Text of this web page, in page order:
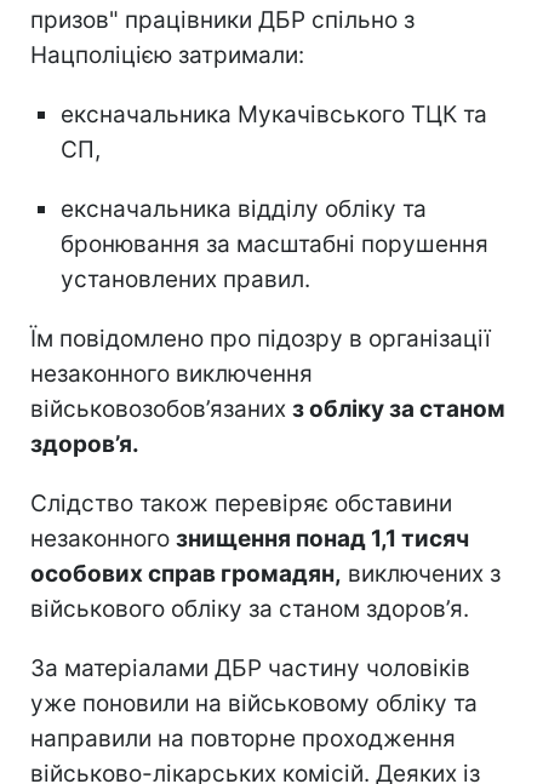
призов" працівники ДБР спільно з
Нацполіцією затримали:
ексначальника Мукачівського ТЦК та
СП,
ексначальника відділу обліку та
бронювання за масштабні порушення
установлених правил.
Їм повідомлено про підозру в організації
незаконного виключення
військовозобов’язаних з обліку за станом
здоров’я.
Слідство також перевіряє обставини
незаконного знищення понад 1,1 тисяч
особових справ громадян, виключених з
військового обліку за станом здоров’я.
За матеріалами ДБР частину чоловіків
уже поновили на військовому обліку та
направили на повторне проходження
військово-лікарських комісій. Деяких із